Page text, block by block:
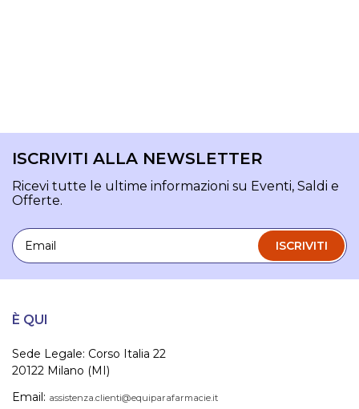
ISCRIVITI ALLA NEWSLETTER
Ricevi tutte le ultime informazioni su Eventi, Saldi e
Offerte.
Email
ISCRIVITI
È QUI
Sede Legale: Corso Italia 22
20122 Milano (MI)
Email: assistenza.clienti@equiparafarmacie.it